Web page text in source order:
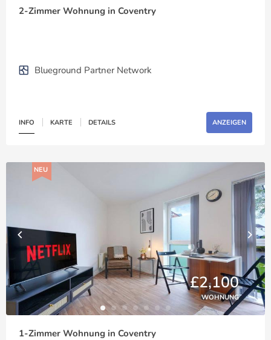
2-Zimmer Wohnung in Coventry
Blueground Partner Network
INFO KARTE DETAILS ANZEIGEN
NEU
£2,100
WOHNUNG
1-Zimmer Wohnung in Coventry